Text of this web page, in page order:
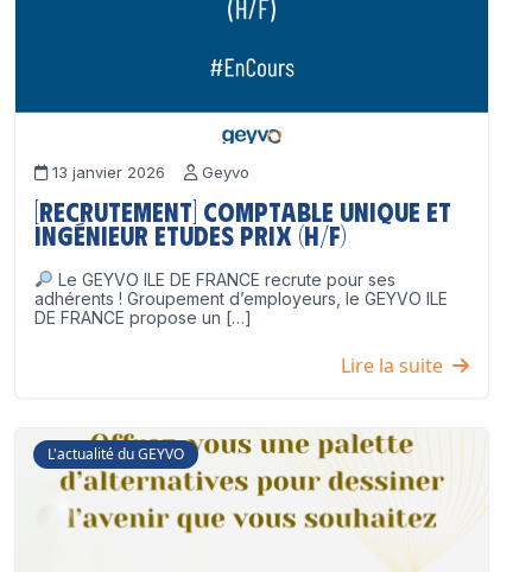
13 janvier 2026 Geyvo
[Recrutement] Comptable unique et
Ingénieur Etudes Prix (H/F)
Le GEYVO ILE DE FRANCE recrute pour ses
adhérents ! Groupement d’employeurs, le GEYVO ILE
DE FRANCE propose un […]
Lire la suite
L'actualité du GEYVO